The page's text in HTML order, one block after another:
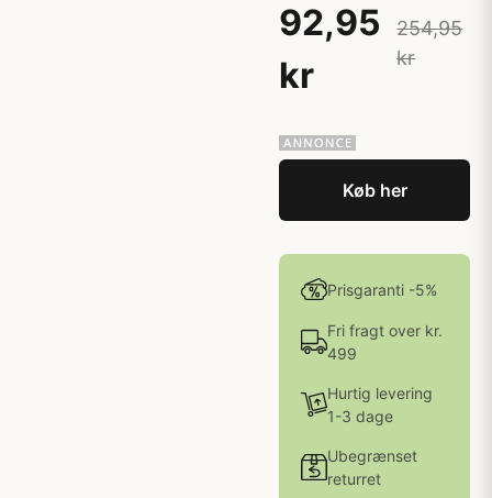
92,95
kr
254,95
kr
Køb her
Prisgaranti -5%
Fri fragt over kr.
499
Hurtig levering
1-3 dage
Ubegrænset
returret